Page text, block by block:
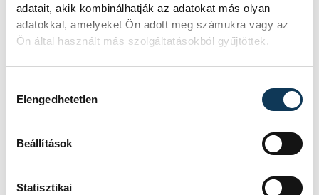
adatait, akik kombinálhatják az adatokat más olyan
adatokkal, amelyeket Ön adott meg számukra vagy az
Ön által használt más szolgáltatásokból gyűjtöttek.
Elengedhetetlen
Beállítások
Statisztikai
4, A. Babics 3, D. Babics 6,
Piszarics 2, Dosen 1, Dodics,
Vezetőedző
: Veszelin
Veszprém
: Cupara – Hornyák B.
Melnyicsuk 3, Bodor, Strlek 9 (3).
Ilics Z. 2, Szuharev.